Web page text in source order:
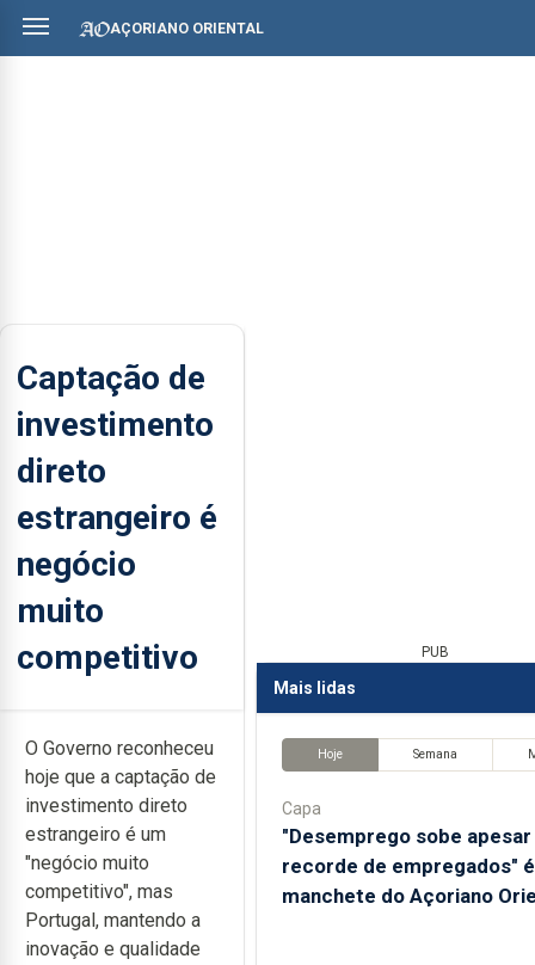
AÇORIANO ORIENTAL
Captação de
investimento
direto
estrangeiro é
negócio
muito
competitivo
O Governo reconheceu
hoje que a captação de
investimento direto
estrangeiro é um
"negócio muito
competitivo", mas
Portugal, mantendo a
inovação e qualidade
PUB
Mais lidas
Hoje Semana
Capa
"Desemprego sobe apesar
recorde de empregados"
manchete do Açoriano